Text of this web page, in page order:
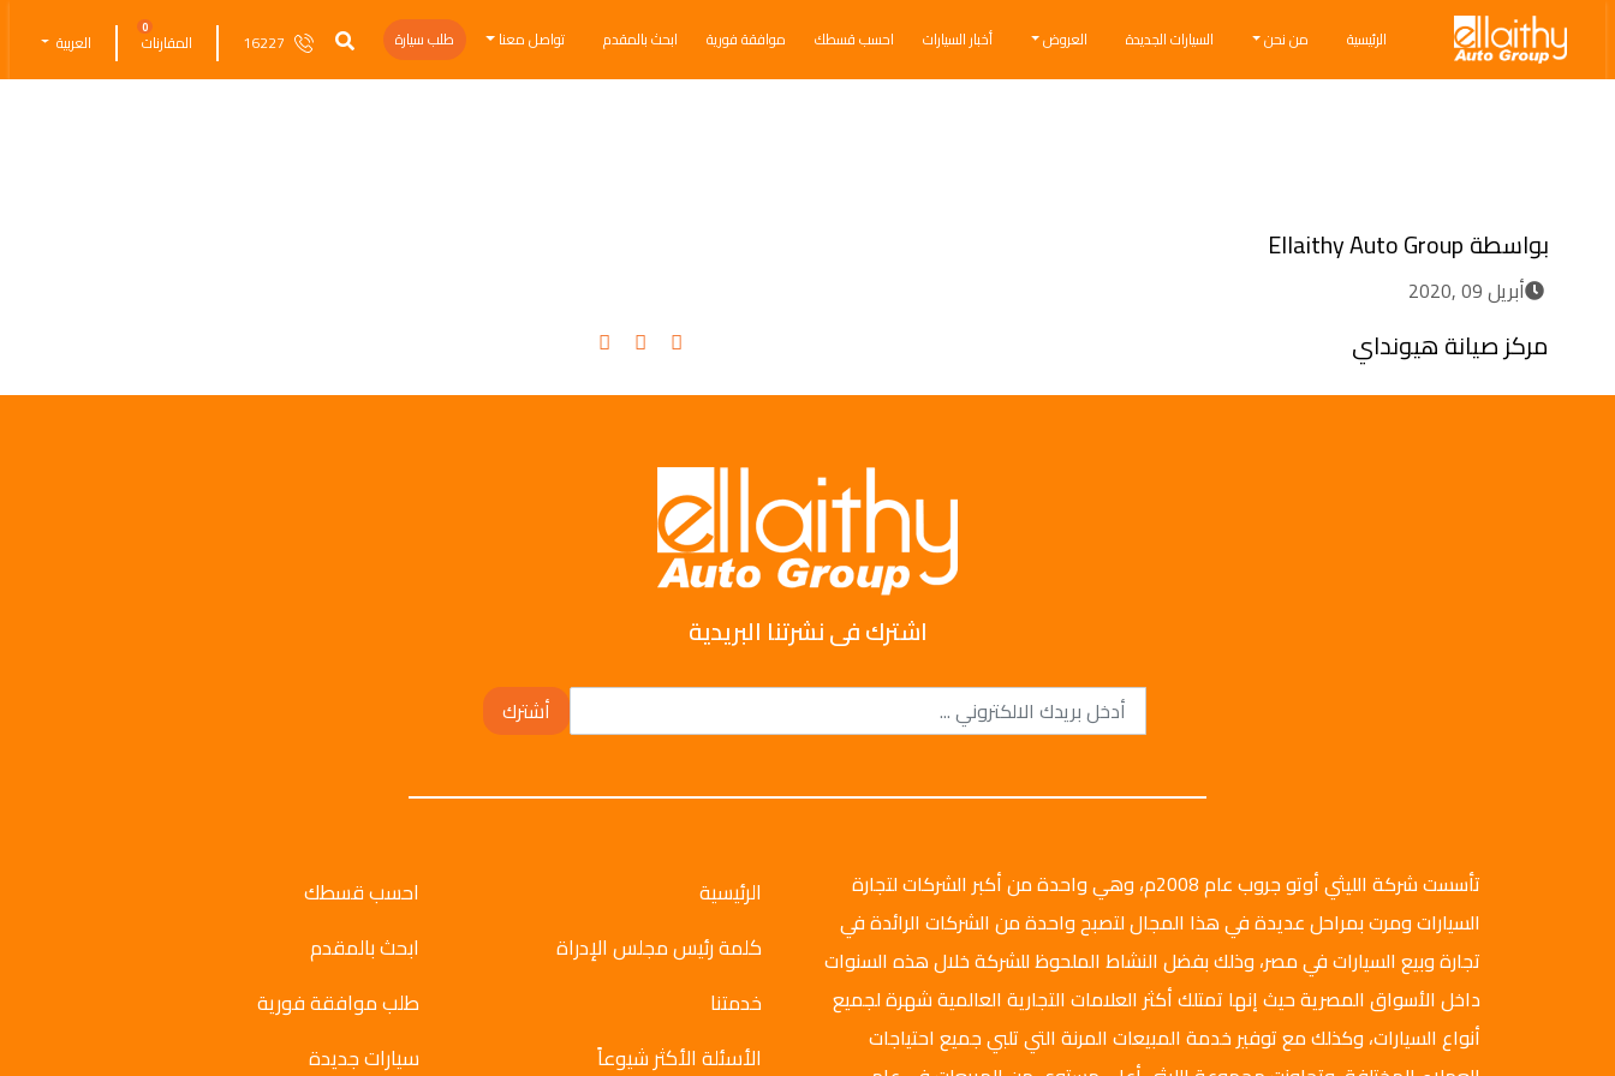
Ellaithy Auto Group
Breadcrumb navigation
الرئيسية من نحن السيارات الجديدة العروض أخبار السيارات احسب قسطك موافقة فورية ابحث بالمقدم تواصل معنا طلب سيارة 16227 المقارنات
0
العربية
بواسطةEllaithy Auto Group
أبريل 09 ,2020
مركز صيانة هيونداي
اشترك فى نشرتنا البريدية
أشترك
تأسست شركة الليثي أوتو جروب عام 2008م، وهي واحدة من أكبر الشركات لتجارة
السيارات ومرت بمراحل عديدة في هذا المجال لتصبح واحدة من الشركات الرائدة في
تجارة وبيع السيارات في مصر، وذلك بفضل النشاط الملحوظ للشركة خلال هذه السنوات
داخل الأسواق المصرية حيث إنها تمتلك أكثر العلامات التجارية العالمية شهرة لجميع
أنواع السيارات، وكذلك مع توفير خدمة المبيعات المرنة التي تلبي جميع احتياجات
الرئيسية
كلمة رئيس مجلس الإدراة
خدمتنا
الأسئلة الأكثر شيوعاً
احسب قسطك
ابحث بالمقدم
طلب موافقة فورية
سيارات جديدة